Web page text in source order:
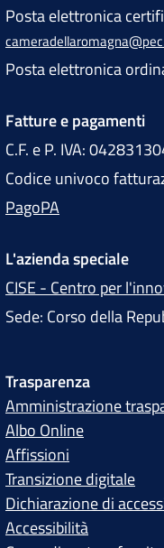
Posta elettronica
Posta elettronica
Fatture e pagamenti
C.F. e P. IVA:
Codice univoco
PagoPA
L'azienda speciale
CISE - Centro per
Sede: Corso della
Trasparenza
Amministrazione
Albo Online
Affissioni
Transizione digitale
Dichiarazione di
Accessibilità